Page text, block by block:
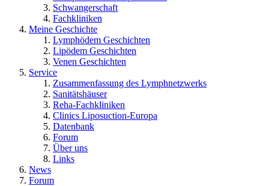
Schwangerschaft
Fachkliniken
Meine Geschichte
Lymphödem Geschichten
Lipödem Geschichten
Venen Geschichten
Service
Zusammenfassung des Lymphnetzwerks
Sanitätshäuser
Reha-Fachkliniken
Clinics Liposuction-Europa
Datenbank
Forum
Über uns
Links
News
Forum